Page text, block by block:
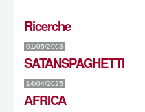
Ricerche
01/05/2003
SATANSPAGHETTI
14/04/2025
AFRICA